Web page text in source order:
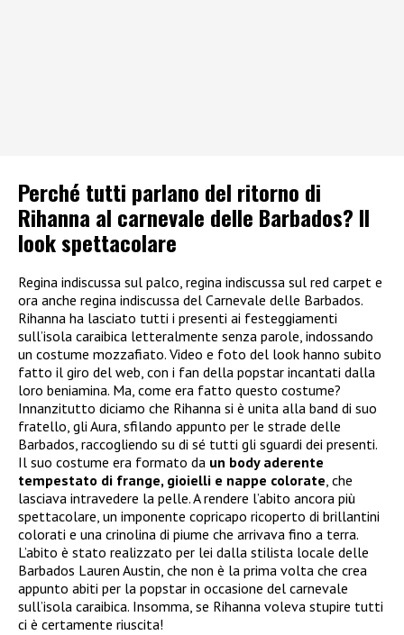
Perché tutti parlano del ritorno di
Rihanna al carnevale delle Barbados? Il
look spettacolare
Regina indiscussa sul palco, regina indiscussa sul red carpet e
ora anche regina indiscussa del Carnevale delle Barbados.
Rihanna ha lasciato tutti i presenti ai festeggiamenti
sull’isola caraibica letteralmente senza parole, indossando
un costume mozzafiato. Video e foto del look hanno subito
fatto il giro del web, con i fan della popstar incantati dalla
loro beniamina. Ma, come era fatto questo costume?
Innanzitutto diciamo che Rihanna si è unita alla band di suo
fratello, gli Aura, sfilando appunto per le strade delle
Barbados, raccogliendo su di sé tutti gli sguardi dei presenti.
Il suo costume era formato da un body aderente
tempestato di frange, gioielli e nappe colorate, che
lasciava intravedere la pelle. A rendere l’abito ancora più
spettacolare, un imponente copricapo ricoperto di brillantini
colorati e una crinolina di piume che arrivava fino a terra.
L’abito è stato realizzato per lei dalla stilista locale delle
Barbados Lauren Austin, che non è la prima volta che crea
appunto abiti per la popstar in occasione del carnevale
sull’isola caraibica. Insomma, se Rihanna voleva stupire tutti
ci è certamente riuscita!